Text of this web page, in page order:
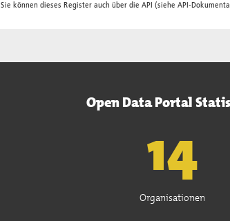
Sie können dieses Register auch über die API (siehe API-
Open Data Portal
15
Organisationen